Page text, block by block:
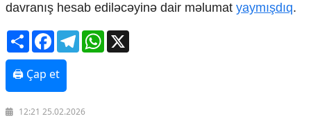
davranış hesab ediləcəyinə dair məlumat yaymışdıq.
ShareFacebookTelegramWhatsApp
🖨 Çap et
12:21 25.02.2026